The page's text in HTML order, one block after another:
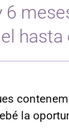
hasta
la